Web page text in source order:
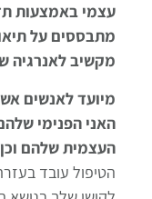
עצמי באמצעות
מתבססים על
מקשיב לאנרגיה
מיועד לאנשים
האני הפנימי
העצמית שלהם וכן
הטיפול עובד